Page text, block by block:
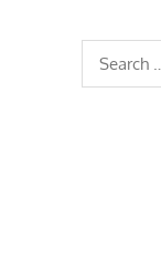
Search
for: